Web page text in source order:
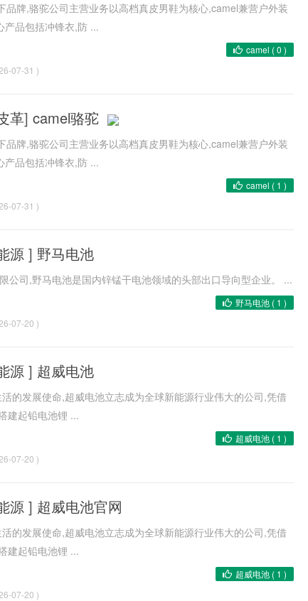
牌,骆驼公司主营业务以高档真皮男鞋为核心,camel兼营户外装
产品包括冲锋衣,防 ...
camel (0 )
07-31 )
革] camel骆驼
牌,骆驼公司主营业务以高档真皮男鞋为核心,camel兼营户外装
产品包括冲锋衣,防 ...
camel ( 1 )
07-31 )
源 ] 野马电池
公司,野马电池是国内锌锰干电池领域的头部出口导向型企业。 ...
野马电池 ( 1 )
07-20 )
源 ] 超威电池
的发展使命,超威电池立志成为全球新能源行业伟大的公司,凭借
建起铅电池锂 ...
超威电池 ( 1 )
07-20 )
源 ] 超威电池官网
的发展使命,超威电池立志成为全球新能源行业伟大的公司,凭借
建起铅电池锂 ...
超威电池 ( 1 )
07-20 )